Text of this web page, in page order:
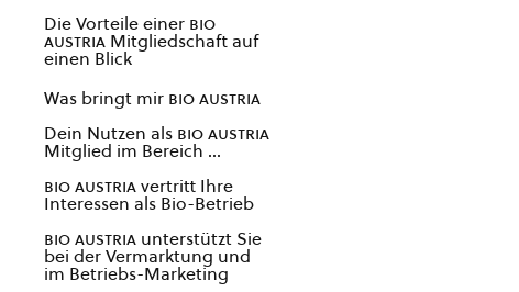
Die Vorteile einer bio
austria Mitgliedschaft auf
einen Blick
Was bringt mir bio austria
Dein Nutzen als bio austria
Mitglied im Bereich …
bio austriavertritt Ihre
Interessen als Bio-Betrieb
bio austria unterstützt Sie
bei der Vermarktung und
im Betriebs-Marketing